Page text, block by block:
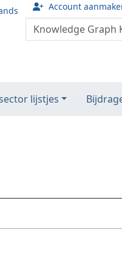
Account
lijstjes